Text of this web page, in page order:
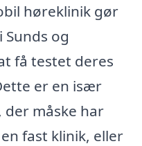
høreklinik gør
og
få testet deres
er en især
måske har
fast klinik, eller